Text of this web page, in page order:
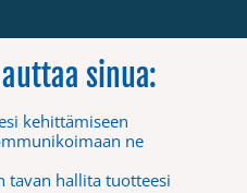
sinua:
kehittämiseen
ne
tavan hallita tuotteesi